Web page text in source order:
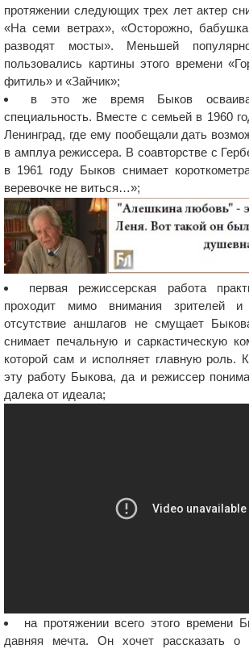
протяжении следующих трех лет актер
«На семи ветрах», «Осторожно,
разводят мосты». Меньшей
пользовались картины этого времени
фитиль» и «Зайчик»;
в это же время Быков
специальность. Вместе с семьей в 1960
Ленинград, где ему пообещали дать
в амплуа режиссера. В соавторстве с
в 1961 году Быков снимает
веревочке не виться…»;
первая режиссерская работа
проходит мимо внимания зрителей и
отсутствие аншлагов не смущает
снимает печальную и саркастическую
которой сам и исполняет главную роль.
эту работу Быкова, да и режиссер
далека от идеала;
на протяжении всего этого времени
давняя мечта. Он хочет рассказать о